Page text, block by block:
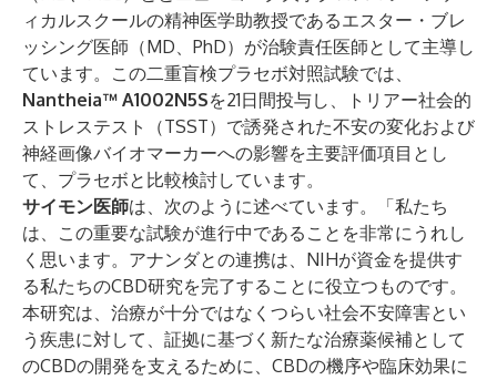
ィカルスクールの精神医学助教授であるエスター・ブレ
ッシング医師（MD、PhD） が治験責任医師として主導し
ています。この二重盲検プラセボ対照試験では、
Nantheia™ A1002N5Sを21日間投与し、トリアー社会的
ストレステスト（TSST）で誘発された不安の変化および
神経画像バイオマーカーへの影響を主要評価項目とし
て、プラセボと比較検討しています。
サイモン医師は、次のように述べています。「私たち
は、この重要な試験が進行中であることを非常にうれし
く思います。アナンダとの連携は、NIHが資金を提供す
る私たちのCBD研究を完了することに役立つものです。
本研究は、治療が十分ではなくつらい社会不安障害とい
う疾患に対して、証拠に基づく新たな治療薬候補として
のCBDの開発を支えるために、CBDの機序や臨床効果に